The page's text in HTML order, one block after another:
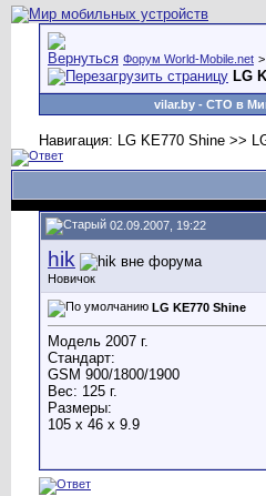
Форум World-Mobile.net >
LG
vilar.by - СТО в
Навигация: LG KE770 Shine >>
02.09.2007, 19:22
hik
Новичок
LG KE770 Shine
Модель 2007 г.
Стандарт:
GSM 900/1800/1900
Вес: 125 г.
Размеры:
105 x 46 x 9.9